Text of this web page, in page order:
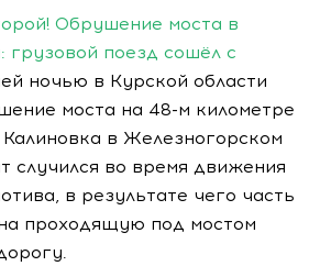
Обрушение моста в
грузовой поезд сошёл с
ночью в Курской области
моста на 48-м километре
в Железногорском
случился во время движения
в результате чего часть
проходящую под мостом